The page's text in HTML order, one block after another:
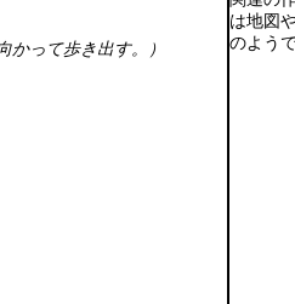
かって歩き出す。）
は地図
のよう